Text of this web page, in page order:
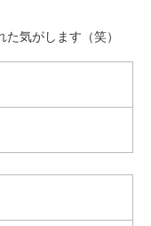
気がします（笑）